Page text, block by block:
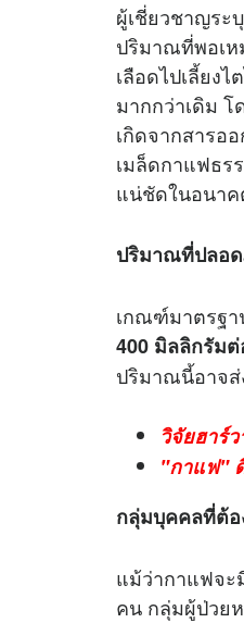
ผู้เชี่ยวชาญระ
ปริมาณที่พอเห
เลือดไปเลี้ยง
มากกว่าเดิม
เกิดจากสารอ
เมล็ดกาแฟธร
แน่ชัดในอนา
ปริมาณที่ปลอด
เกณฑ์มาตรฐา
400 มิลลิกรัม
ปริมาณนี้อาจส่
วิจัยฮาร์
"กาแฟ"
กลุ่มบุคคลที่ต้อ
แม้ว่ากาแฟจะ
คน กลุ่มผู้ป่วย